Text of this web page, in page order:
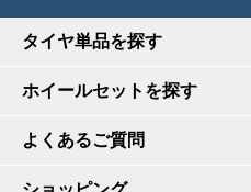
タイヤ単品を探す
ホイールセットを探す
よくあるご質問